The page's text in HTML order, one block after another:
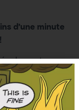
d’une minute
également une
Il y ale lien
avez des
d’avocats,